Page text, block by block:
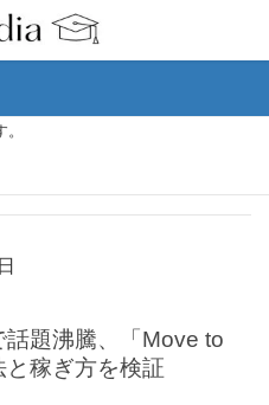
題沸騰、「Move to
稼ぎ方を検証